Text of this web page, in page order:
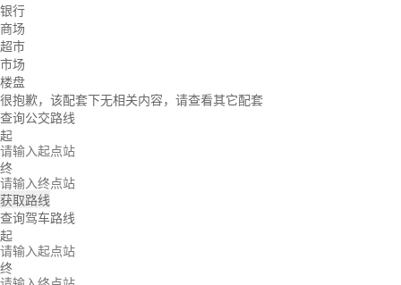
银行
商场
超市
市场
楼盘
很抱歉，该配套下无相关内容，请查看其它配套
查询公交路线
起
终
获取路线
查询驾车路线
起
终